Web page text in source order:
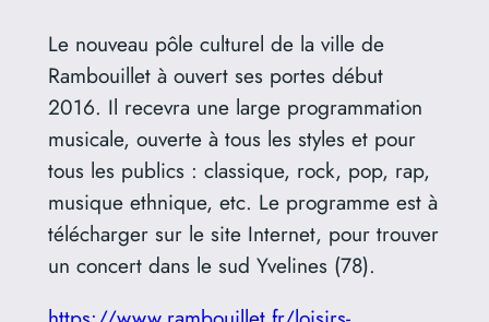
Le nouveau pôle culturel de la ville de
Rambouillet à ouvert ses portes début
2016. Il recevra une large programmation
musicale, ouverte à tous les styles et pour
tous les publics : classique, rock, pop, rap,
musique ethnique, etc. Le programme est à
télécharger sur le site Internet, pour trouver
un concert dans le sud Yvelines (78).